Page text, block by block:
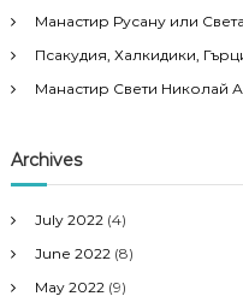
Манастир Русану или
Псакудия, Халкидики,
Манастир Свети Николай
Archives
July 2022 (4)
June 2022 (8)
May 2022 (9)